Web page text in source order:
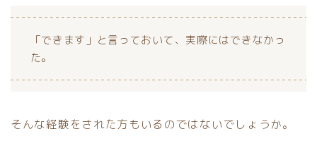
「できます」と言っておいて、実際にはできなかっ
た。
そんな経験をされた方もいるのではないでしょうか。